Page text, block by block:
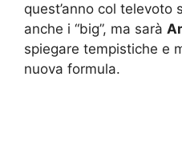
quest’anno col televoto
anche i “big”, ma sarà
spiegare tempistiche e
nuova formula.